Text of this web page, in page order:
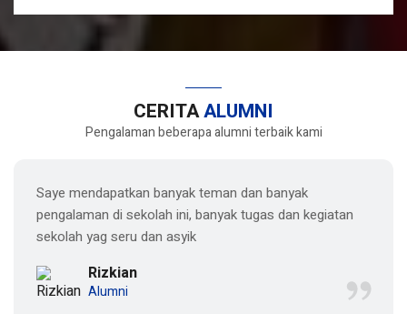
CERITAALUMNI
Pengalaman beberapa alumni terbaik kami
Saye mendapatkan banyak teman dan banyak
pengalaman di sekolah ini, banyak tugas dan kegiatan
sekolah yag seru dan asyik
Rizkian
Alumni